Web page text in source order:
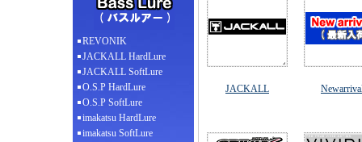
REVONIK
JACKALL HardLure
JACKALL SoftLure
O.S.P HardLure
O.S.P SoftLure
imakatsu HardLure
imakatsu SoftLure
JACKALL